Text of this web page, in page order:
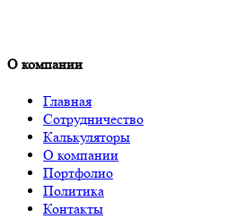
О компании
Главная
Сотрудничество
Калькуляторы
О компании
Портфолио
Политика
Контакты